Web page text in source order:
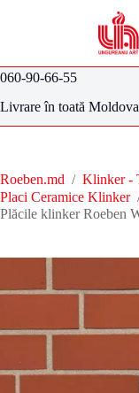
060-90-66-55
Livrare în toată
Roeben.md / Klinker -
Placi Ceramice Klinker
Plăcile klinker Roeben